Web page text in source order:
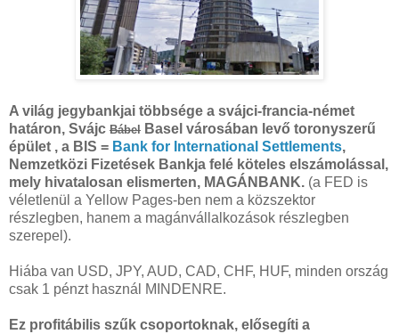
A világ jegybankjai többsége a svájci-francia-német
határon, Svájc Bábel Basel városában levő toronyszerű
épület , a BIS = Bank for International Settlements,
Nemzetközi Fizetések Bankja felé köteles elszámolással,
mely hivatalosan elismerten, MAGÁNBANK. (a FED is
véletlenül a Yellow Pages-ben nem a közszektor
részlegben, hanem a magánvállalkozások részlegben
szerepel).
Hiába van USD, JPY, AUD, CAD, CHF, HUF, minden ország
csak 1 pénzt használ MINDENRE.
Ez profitábilis szűk csoportoknak, elősegíti a